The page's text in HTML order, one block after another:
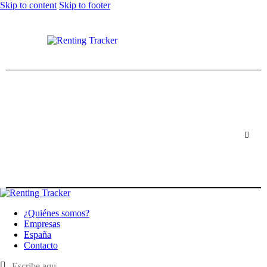
Skip to content Skip to footer
¿Quiénes somos?
Empresas
España
Contacto